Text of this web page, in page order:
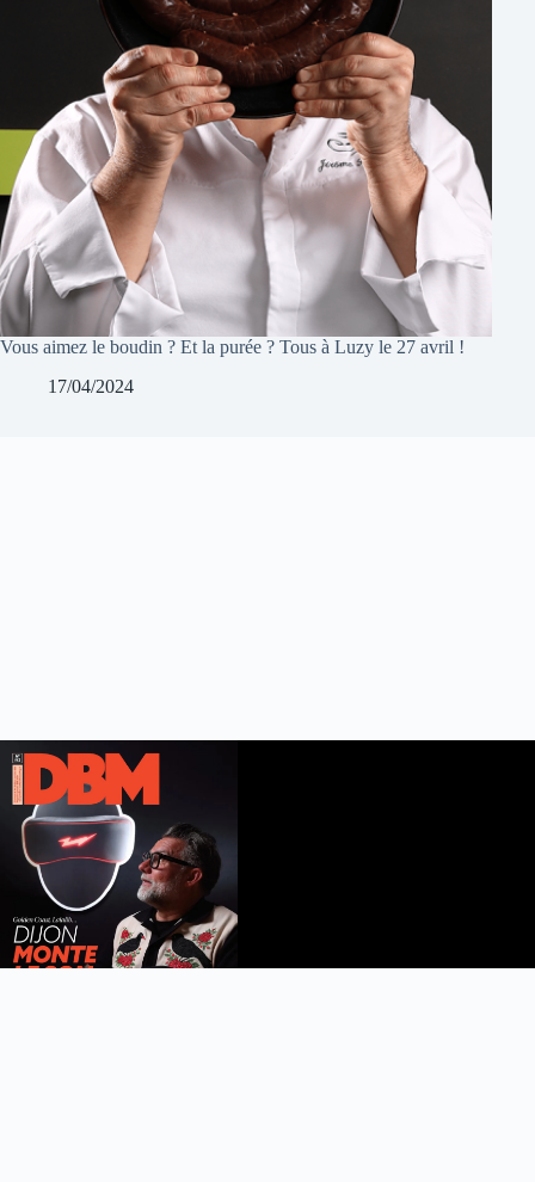
Vous aimez le boudin ? Et la purée ? Tous à Luzy le 27 avril !
17/04/2024